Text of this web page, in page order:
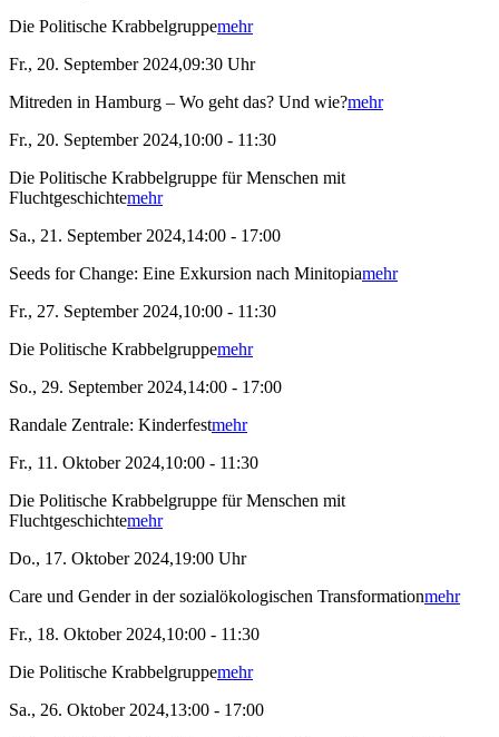
Die Politische Krabbelgruppemehr
Fr., 20. September 2024,09:30 Uhr
Mitreden in Hamburg – Wo geht das? Und wie?mehr
Fr., 20. September 2024,10:00 - 11:30
Die Politische Krabbelgruppe für Menschen mit
Fluchtgeschichtemehr
Sa., 21. September 2024,14:00 - 17:00
Seeds for Change: Eine Exkursion nach Minitopiamehr
Fr., 27. September 2024,10:00 - 11:30
Die Politische Krabbelgruppemehr
So., 29. September 2024,14:00 - 17:00
Randale Zentrale: Kinderfestmehr
Fr., 11. Oktober 2024,10:00 - 11:30
Die Politische Krabbelgruppe für Menschen mit
Fluchtgeschichtemehr
Do., 17. Oktober 2024,19:00 Uhr
Care und Gender in der sozialökologischen Transformationmehr
Fr., 18. Oktober 2024,10:00 - 11:30
Die Politische Krabbelgruppemehr
Sa., 26. Oktober 2024,13:00 - 17:00